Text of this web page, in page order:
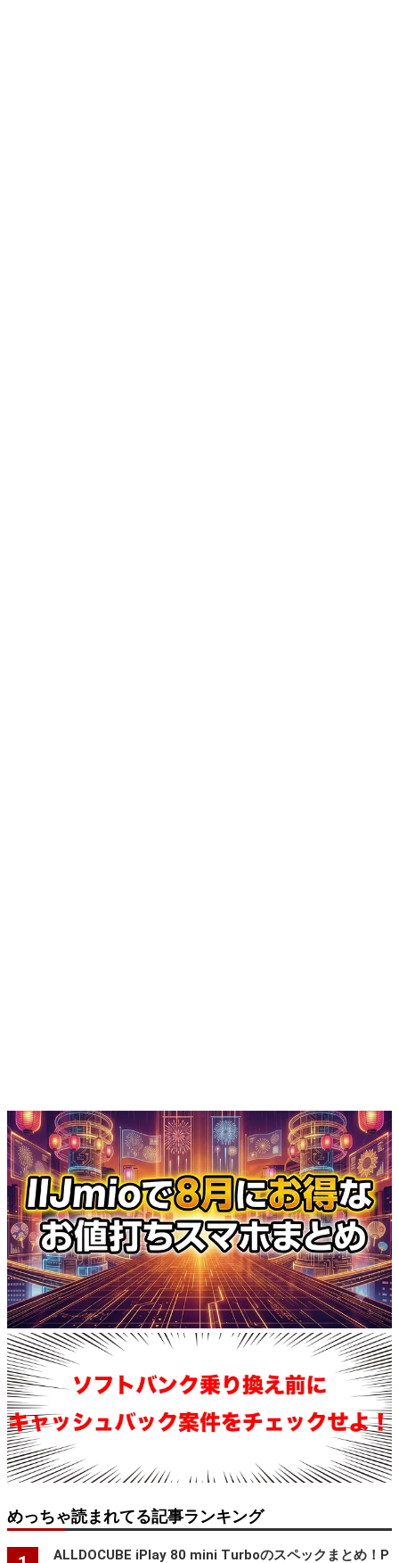
めっちゃ読まれてる記事ランキング
ALLDOCUBE iPlay 80 mini Turboのスペックまとめ！P